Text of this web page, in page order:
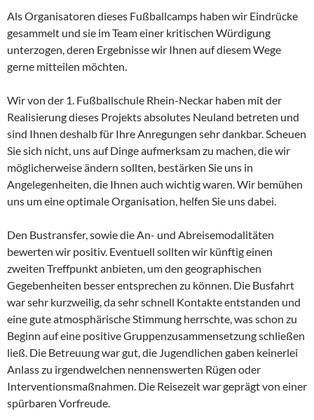
Als Organisatoren dieses Fußballcamps haben wir Eindrücke
gesammelt und sie im Team einer kritischen Würdigung
unterzogen, deren Ergebnisse wir Ihnen auf diesem Wege
gerne mitteilen möchten.
Wir von der 1. Fußballschule Rhein-Neckar haben mit der
Realisierung dieses Projekts absolutes Neuland betreten und
sind Ihnen deshalb für Ihre Anregungen sehr dankbar. Scheuen
Sie sich nicht, uns auf Dinge aufmerksam zu machen, die wir
möglicherweise ändern sollten, bestärken Sie uns in
Angelegenheiten, die Ihnen auch wichtig waren. Wir bemühen
uns um eine optimale Organisation, helfen Sie uns dabei.
Den Bustransfer, sowie die An- und Abreisemodalitäten
bewerten wir positiv. Eventuell sollten wir künftig einen
zweiten Treffpunkt anbieten, um den geographischen
Gegebenheiten besser entsprechen zu können. Die Busfahrt
war sehr kurzweilig, da sehr schnell Kontakte entstanden und
eine gute atmosphärische Stimmung herrschte, was schon zu
Beginn auf eine positive Gruppenzusammensetzung schließen
ließ. Die Betreuung war gut, die Jugendlichen gaben keinerlei
Anlass zu irgendwelchen nennenswerten Rügen oder
Interventionsmaßnahmen. Die Reisezeit war geprägt von einer
spürbaren Vorfreude.